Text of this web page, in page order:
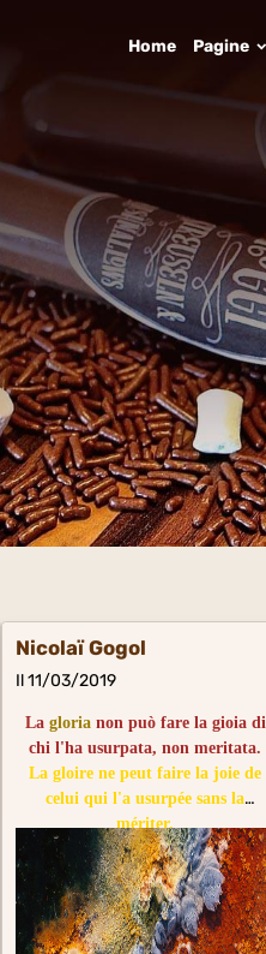
Home Pagine
Nicolaï Gogol
Il 11/03/2019
La glorianon può fare la gioia di
chi l'ha usurpata, non meritata.
La gloire ne peut faire la joie de
celui qui l'a usurpée sans la
mériter.